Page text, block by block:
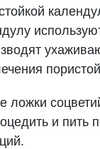
ложки
и